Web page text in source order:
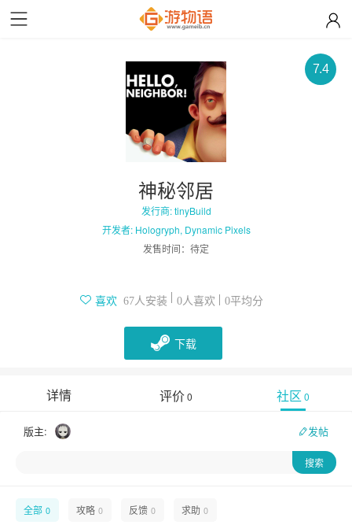
7.4
神秘邻居
发行商: tinyBuild
开发者: Hologryph, Dynamic Pixels
发售时间： 待定
喜欢 67人安装 0人喜欢 0平均分
下载
详情 评价0 社区 0
版主: 发帖
全部 0 攻略 0 反馈 0 求助 0